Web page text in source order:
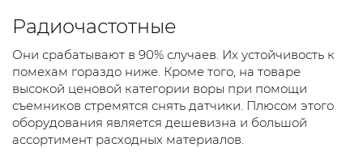
Радиочастотные
Они срабатывают в 90% случаев. Их устойчивость к
помехам гораздо ниже. Кроме того, на товаре
высокой ценовой категории воры при помощи
съемников стремятся снять датчики. Плюсом этого
оборудования является дешевизна и большой
ассортимент расходных материалов.